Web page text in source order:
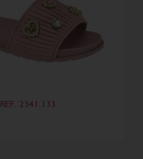
REF. 2341.133